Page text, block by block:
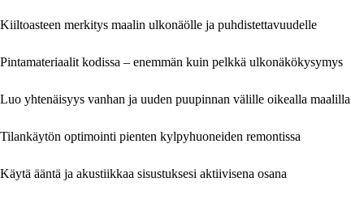
Kiiltoasteen merkitys maalin ulkonäölle ja puhdistettavuudelle
Pintamateriaalit kodissa – enemmän kuin pelkkä ulkonäkökysymys
Luo yhtenäisyys vanhan ja uuden puupinnan välille oikealla maalilla
Tilankäytön optimointi pienten kylpyhuoneiden remontissa
Käytä ääntä ja akustiikkaa sisustuksesi aktiivisena osana